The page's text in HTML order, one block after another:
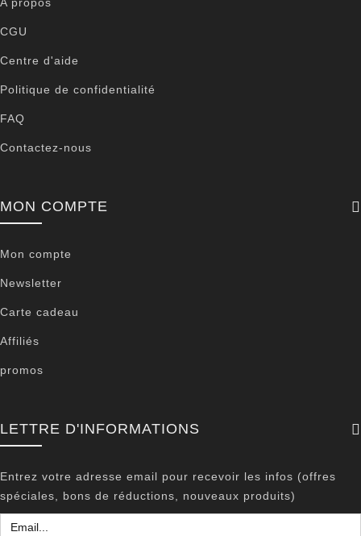
A propos
CGU
Centre d'aide
Politique de confidentialité
FAQ
Contactez-nous
MON COMPTE
Mon compte
Newsletter
Carte cadeau
Affiliés
promos
LETTRE D'INFORMATIONS
Entrez votre adresse email pour recevoir les infos (offres
spéciales, bons de réductions, nouveaux produits)